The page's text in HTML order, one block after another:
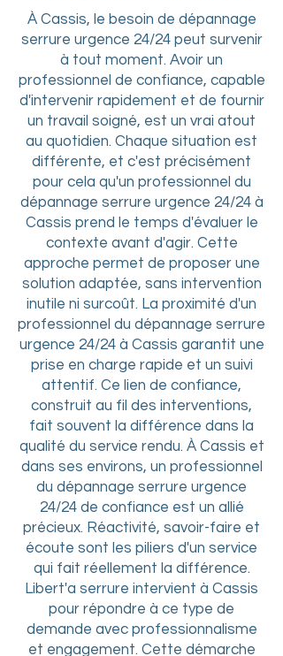
À Cassis, le besoin de dépannage
serrure urgence 24/24 peut survenir
à tout moment. Avoir un
professionnel de confiance, capable
d'intervenir rapidement et de fournir
un travail soigné, est un vrai atout
au quotidien. Chaque situation est
différente, et c'est précisément
pour cela qu'un professionnel du
dépannage serrure urgence 24/24 à
Cassis prend le temps d'évaluer le
contexte avant d'agir. Cette
approche permet de proposer une
solution adaptée, sans intervention
inutile ni surcoût. La proximité d'un
professionnel du dépannage serrure
urgence 24/24 à Cassis garantit une
prise en charge rapide et un suivi
attentif. Ce lien de confiance,
construit au fil des interventions,
fait souvent la différence dans la
qualité du service rendu. À Cassis et
dans ses environs, un professionnel
du dépannage serrure urgence
24/24 de confiance est un allié
précieux. Réactivité, savoir-faire et
écoute sont les piliers d'un service
qui fait réellement la différence.
Libert'a serrure intervient à Cassis
pour répondre à ce type de
demande avec professionnalisme
et engagement. Cette démarche